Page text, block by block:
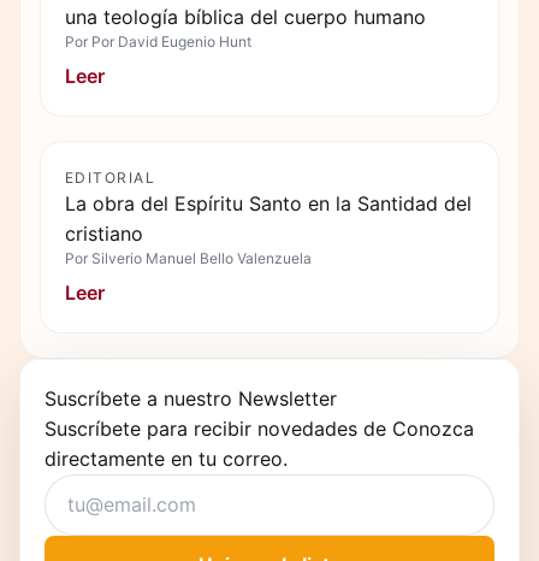
una teología bíblica del cuerpo humano
Por Por David Eugenio Hunt
Leer
EDITORIAL
La obra del Espíritu Santo en la Santidad del
cristiano
Por Silverio Manuel Bello Valenzuela
Leer
Suscríbete a nuestro Newsletter
Suscríbete para recibir novedades de Conozca
directamente en tu correo.